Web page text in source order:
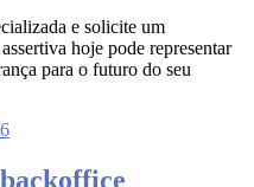
e solicite um
hoje pode representar
para o futuro do seu